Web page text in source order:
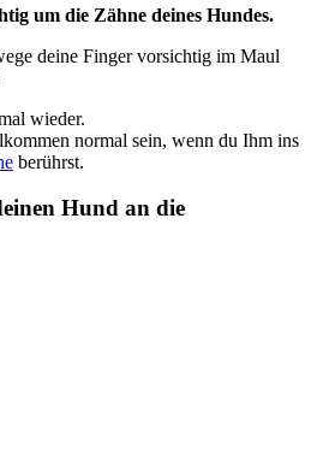
um die Zähne deines Hundes.
deine Finger vorsichtig im Maul
wieder.
normal sein, wenn du Ihm ins
berührst.
Hund an die